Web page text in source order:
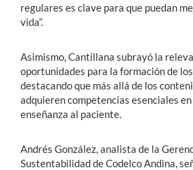
regulares es clave para que puedan
vida”.
Asimismo, Cantillana subrayó la
oportunidades para la formación de
destacando que más allá de los
adquieren competencias esenciales
enseñanza al paciente.
Andrés González, analista de la
Sustentabilidad de Codelco Andina,